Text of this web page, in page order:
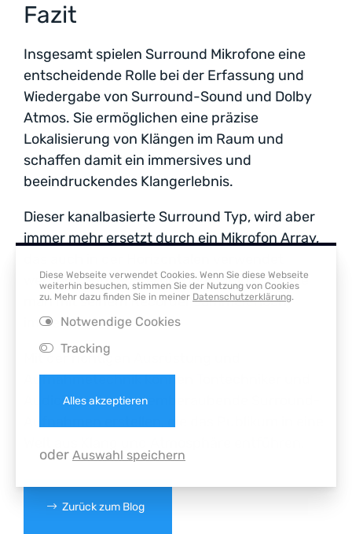
Fazit
Insgesamt spielen Surround Mikrofone eine
entscheidende Rolle bei der Erfassung und
Wiedergabe von Surround-Sound und Dolby
Atmos. Sie ermöglichen eine präzise
Lokalisierung von Klängen im Raum und
schaffen damit ein immersives und
beeindruckendes Klangerlebnis.
Dieser kanalbasierte Surround Typ, wird aber
immer mehr ersetzt durch ein Mikrofon Array,
werden kann. So werden die Audio Clips, die
man mit seinem Recorder sammelt noch
immersiver.
Mit der richtigen Ausrüstung und
Aufnahmetechnik können Tontechniker und
Audioingenieure atemberaubende Surround-
Zurück zum Blog
Diese Webseite verwendet Cookies. Wenn Sie diese Webseite
weiterhin besuchen, stimmen Sie der Nutzung von Cookies
zu. Mehr dazu finden Sie in meiner Datenschutzerklärung.
Notwendige Cookies
Tracking
Alles akzeptieren
oder Auswahl speichern